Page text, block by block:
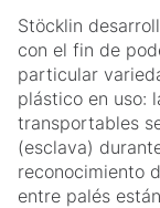
Stöcklin
con el fin de
particular
plástico en uso:
transportables
(esclava)
reconocimiento
entre palés